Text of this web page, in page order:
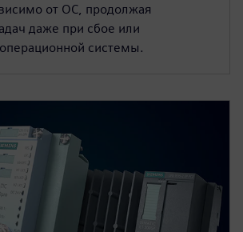
от ОС, продолжая
даже при сбое или
системы.